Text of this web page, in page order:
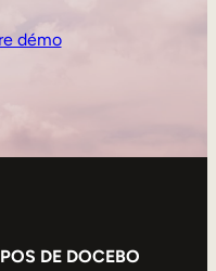
démo
DE DOCEBO